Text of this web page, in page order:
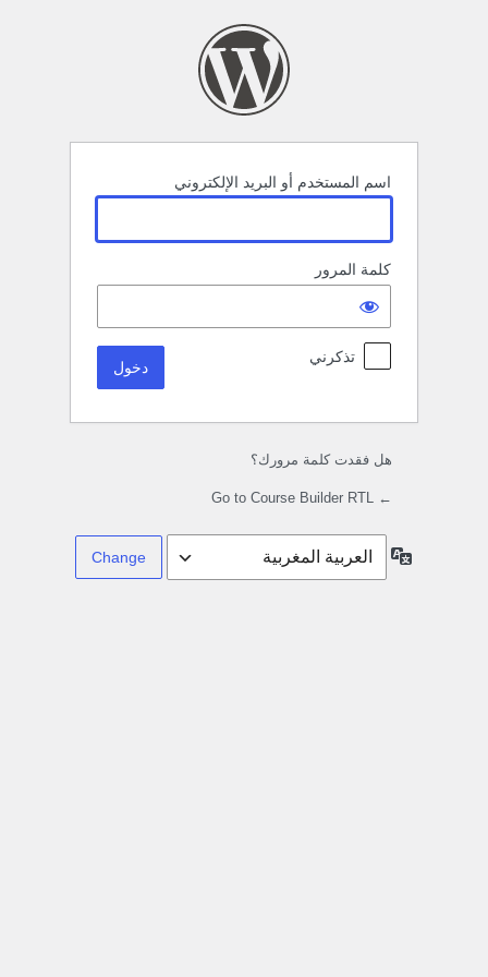
اسم المستخدم أو البريد الإلكتروني
كلمة المرور
تذكرني
هل فقدت كلمة مرورك؟
← Go to Course Builder RTL
Language